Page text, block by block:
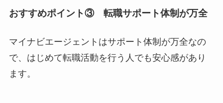
おすすめポイント③ 転職サポート体制が万全
マイナビエージェントはサポート体制が万全なの
で、はじめて転職活動を行う人でも安心感があり
ます。